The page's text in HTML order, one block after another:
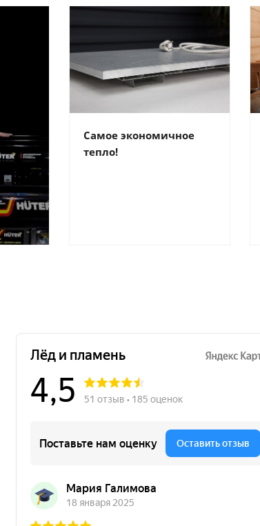
Самое экономичное
тепло!